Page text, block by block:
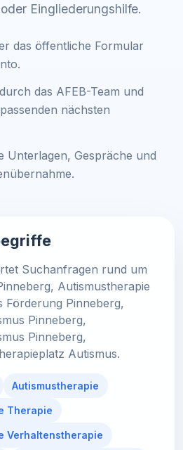
Eingliederungshilfe.
das öffentliche Formular
das AFEB-Team und
nächsten
Unterlagen, Gespräche und
Suchanfragen rund um
Autismustherapie
Förderung Pinneberg,
Pinneberg,
Pinneberg,
Autismus.
Autismustherapie
Therapie
Verhaltenstherapie